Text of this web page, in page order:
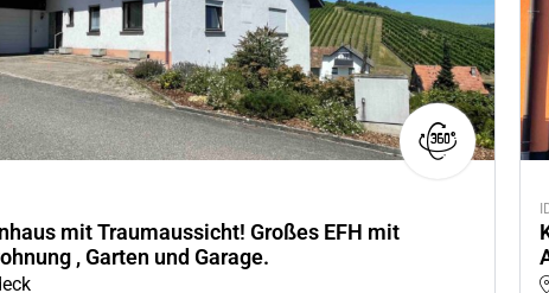
mit Traumaussicht! Großes EFH mit
, Garten und Garage.